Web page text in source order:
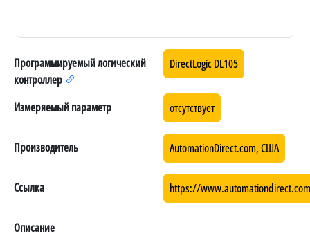
Программируемый логический
контроллер
DirectLogic DL105
Измеряемый параметр отсутствует
Производитель AutomationDirect.com, США
Ссылка https://
Описание